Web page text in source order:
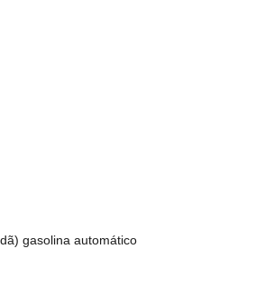
gasolina automático